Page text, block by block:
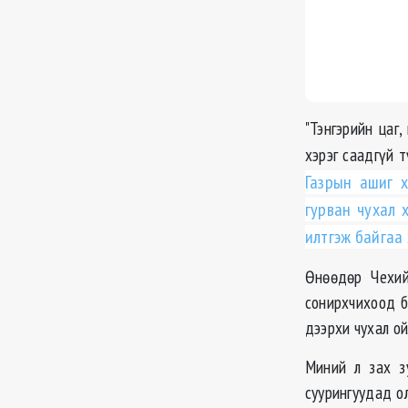
"Тэнгэрийн
хэрэг саадгүй
Газрын ашиг
гурван чухал
илтгэж байгаа
Өнөөдөр
сонирхчихоод
дээрхи чухал
Миний л зах
суурингуудад